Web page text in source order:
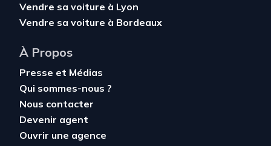
Vendre sa voiture à Lyon
Vendre sa voiture à Bordeaux
À Propos
Presse et Médias
Qui sommes-nous ?
Nous contacter
Devenir agent
Ouvrir une agence